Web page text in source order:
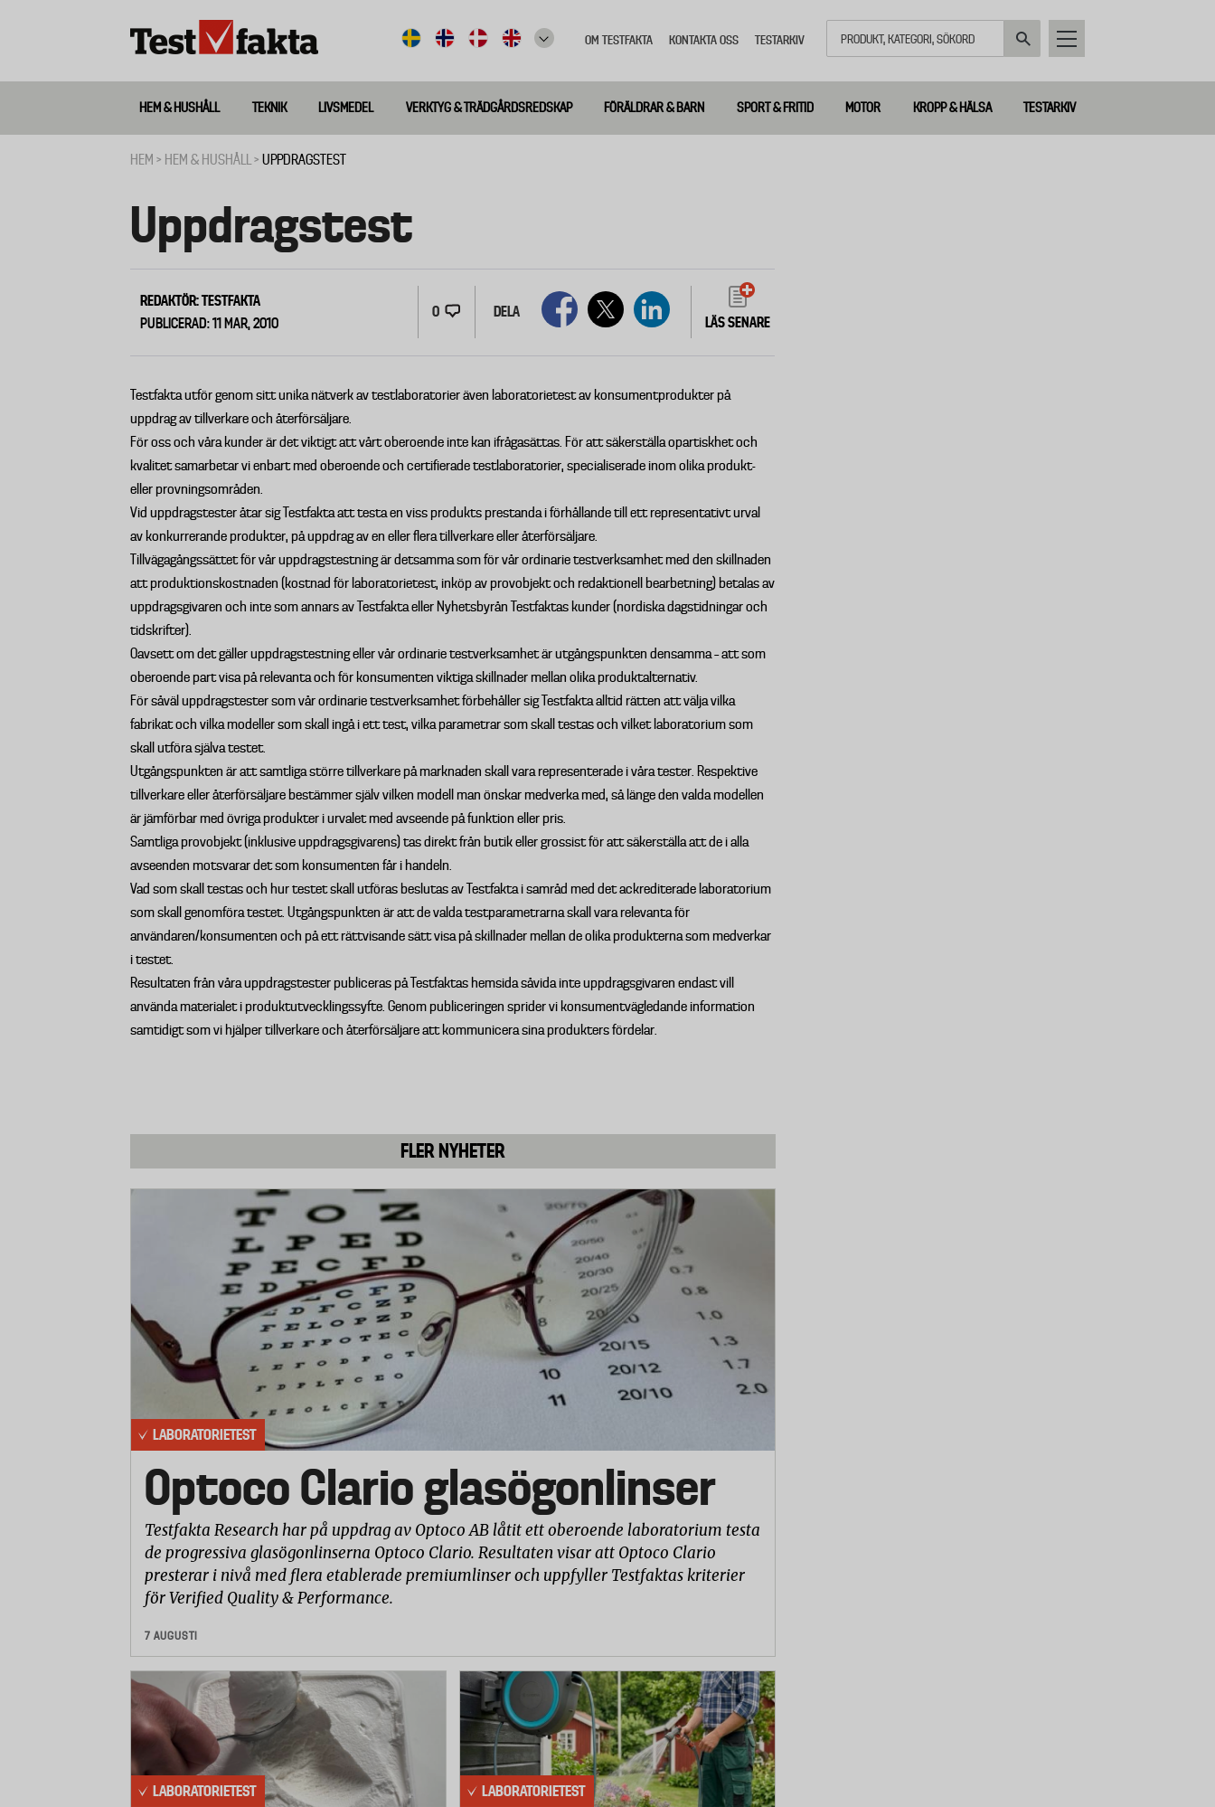
meny
OM TESTFAKTA KONTAKTA OSS TESTARKIV
Huvudmeny
ny
HEM & HUSHÅLL TEKNIK LIVSMEDEL VERKTYG & TRÄDGÅRDSREDSKAP FÖRÄLDRAR & BARN SPORT & FRITID MOTOR KROPP & HÄLSA TESTARKIV
HEM HEM & HUSHÅLL UPPDRAGSTEST
Uppdragstest
REDAKTÖR: TESTFAKTA
PUBLICERAD: 11 MAR, 2010
0 DELA
LÄS SENARE
Testfakta utför genom sitt unika nätverk av testlaboratorier även laboratorietest av konsumentprodukter på
uppdrag av tillverkare och återförsäljare.
För oss och våra kunder är det viktigt att vårt oberoende inte kan ifrågasättas. För att säkerställa opartiskhet och
kvalitet samarbetar vi enbart med oberoende och certifierade testlaboratorier, specialiserade inom olika produkt-
eller provningsområden.
Vid uppdragstester åtar sig Testfakta att testa en viss produkts prestanda i förhållande till ett representativt urval
av konkurrerande produkter, på uppdrag av en eller flera tillverkare eller återförsäljare.
Tillvägagångssättet för vår uppdragstestning är detsamma som för vår ordinarie testverksamhet med den skillnaden
att produktionskostnaden (kostnad för laboratorietest, inköp av provobjekt och redaktionell bearbetning) betalas av
uppdragsgivaren och inte som annars av Testfakta eller Nyhetsbyrån Testfaktas kunder (nordiska dagstidningar och
tidskrifter).
Oavsett om det gäller uppdragstestning eller vår ordinarie testverksamhet är utgångspunkten densamma – att som
oberoende part visa på relevanta och för konsumenten viktiga skillnader mellan olika produktalternativ.
För såväl uppdragstester som vår ordinarie testverksamhet förbehåller sig Testfakta alltid rätten att välja vilka
fabrikat och vilka modeller som skall ingå i ett test, vilka parametrar som skall testas och vilket laboratorium som
skall utföra själva testet.
Utgångspunkten är att samtliga större tillverkare på marknaden skall vara representerade i våra tester. Respektive
tillverkare eller återförsäljare bestämmer själv vilken modell man önskar medverka med, så länge den valda modellen
är jämförbar med övriga produkter i urvalet med avseende på funktion eller pris.
Samtliga provobjekt (inklusive uppdragsgivarens) tas direkt från butik eller grossist för att säkerställa att de i alla
avseenden motsvarar det som konsumenten får i handeln.
Vad som skall testas och hur testet skall utföras beslutas av Testfakta i samråd med det ackrediterade laboratorium
som skall genomföra testet. Utgångspunkten är att de valda testparametrarna skall vara relevanta för
användaren/konsumenten och på ett rättvisande sätt visa på skillnader mellan de olika produkterna som medverkar
i testet.
Resultaten från våra uppdragstester publiceras på Testfaktas hemsida såvida inte uppdragsgivaren endast vill
använda materialet i produktutvecklingssyfte. Genom publiceringen sprider vi konsumentvägledande information
samtidigt som vi hjälper tillverkare och återförsäljare att kommunicera sina produkters fördelar.
FLER NYHETER
LABORATORIETEST
Optoco Clario glasögonlinser
Testfakta Research har på uppdrag av Optoco AB låtit ett oberoende laboratorium testa
de progressiva glasögonlinserna Optoco Clario. Resultaten visar att Optoco Clario
presterar i nivå med flera etablerade premiumlinser och uppfyller Testfaktas kriterier
för Verified Quality & Performance.
7 AUGUSTI
LABORATORIETEST LABORATORIETEST